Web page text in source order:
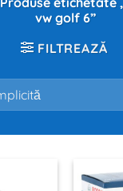
vw golf 6”
FILTREAZĂ